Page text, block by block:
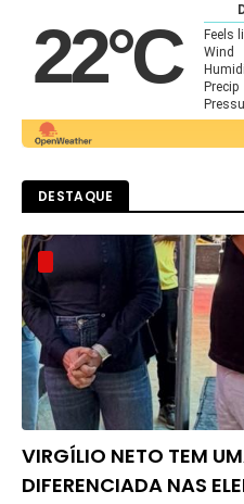
22°C
Feels
Wind
Precip
DESTAQUE
VIRGÍLIO NETO TEM
DIFERENCIADA NAS